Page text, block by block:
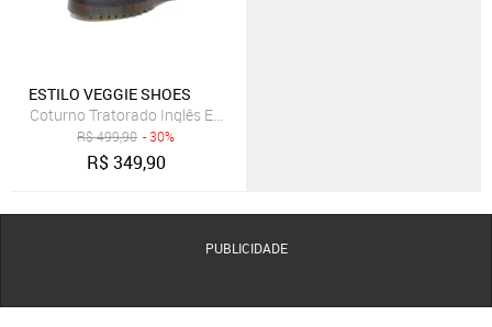
ESTILO VEGGIE SHOES
Coturno Tratorado Inglês Estilo Veggie Marrom
R$499,90 - 30%
R$349,90
PUBLICIDADE